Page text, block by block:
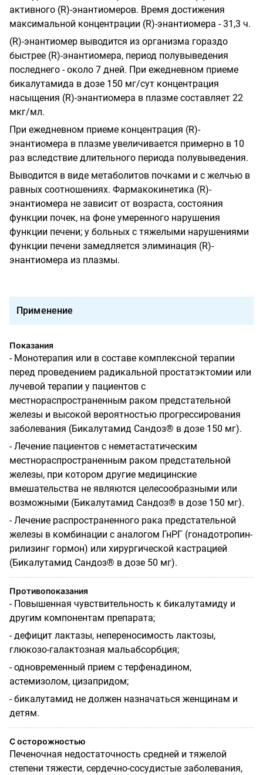
активного (R)-энантиомеров. Время достижения
максимальной концентрации (R)-энантиомера - 31,3 ч.
(R)-энантиомер выводится из организма гораздо
быстрее (R)-энантиомера, период полувыведения
последнего - около 7 дней. При ежедневном приеме
бикалутамида в дозе 150 мг/сут концентрация
насыщения (R)-энантиомера в плазме составляет 22
мкг/мл.
При ежедневном приеме концентрация (R)-
энантиомера в плазме увеличивается примерно в 10
раз вследствие длительного периода полувыведения.
Выводится в виде метаболитов почками и с желчью в
равных соотношениях. Фармакокинетика (R)-
энантиомера не зависит от возраста, состояния
функции почек, на фоне умеренного нарушения
функции печени; у больных с тяжелыми нарушениями
функции печени замедляется элиминация (R)-
энантиомера из плазмы.
Применение
Показания
- Монотерапия или в составе комплексной терапии
перед проведением радикальной простатэктомии или
лучевой терапии у пациентов с
местнораспространенным раком предстательной
железы и высокой вероятностью прогрессирования
заболевания (Бикалутамид Сандоз® в дозе 150 мг).
- Лечение пациентов с неметастатическим
местнораспространенным раком предстательной
железы, при котором другие медицинские
вмешательства не являются целесообразными или
возможными (Бикалутамид Сандоз® в дозе 150 мг).
- Лечение распространенного рака предстательной
железы в комбинации с аналогом ГнРГ (гонадотропин-
рилизинг гормон) или хирургической кастрацией
(Бикалутамид Сандоз® в дозе 50 мг).
Противопоказания
- Повышенная чувствительность к бикалутамиду и
другим компонентам препарата;
- дефицит лактазы, непереносимость лактозы,
глюкозо-галактозная мальабсорбция;
- одновременный прием с терфенадином,
астемизолом, цизапридом;
- бикалутамид не должен назначаться женщинам и
детям.
С осторожностью
Печеночная недостаточность средней и тяжелой
степени тяжести, сердечно-сосудистые заболевания,